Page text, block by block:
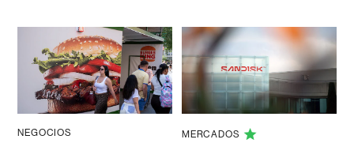
NEGOCIOS MERCADOS